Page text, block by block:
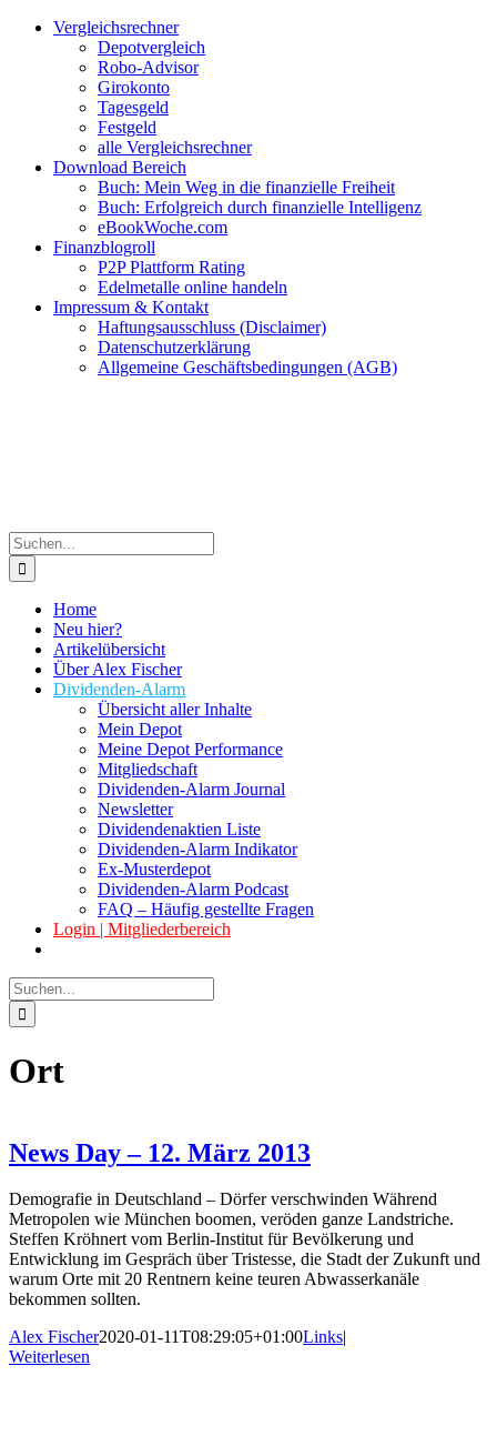
Zum
Facebook
Twitter
Instagram
Pinterest
YouTubeVergleichsrechner
Depotvergleich
Robo-Advisor
Girokonto
Tagesgeld
Festgeld
alle Vergleichsrechner
Download Bereich
Buch: Mein Weg in die finanzielle Freiheit
Buch: Erfolgreich durch finanzielle Intelligenz
eBookWoche.com
Finanzblogroll
P2P Plattform Rating
Edelmetalle online handeln
Impressum & Kontakt
Haftungsausschluss (Disclaimer)
Datenschutzerklärung
Allgemeine Geschäftsbedingungen (AGB)
Suche
nach:
Home
Neu hier?
Artikelübersicht
Über Alex Fischer
Dividenden-Alarm
Übersicht aller Inhalte
Mein Depot
Meine Depot Performance
Mitgliedschaft
Dividenden-Alarm Journal
Newsletter
Dividendenaktien Liste
Dividenden-Alarm Indikator
Ex-Musterdepot
Dividenden-Alarm Podcast
FAQ – Häufig gestellte Fragen
Login | Mitgliederbereich
Suche
nach:
Ort
News Day – 12. März 2013
Demografie in Deutschland – Dörfer verschwinden Während
Metropolen wie München boomen, veröden ganze Landstriche.
Steffen Kröhnert vom Berlin-Institut für Bevölkerung und
Entwicklung im Gespräch über Tristesse, die Stadt der Zukunft und
warum Orte mit 20 Rentnern keine teuren Abwasserkanäle
bekommen sollten.
Alex Fischer2020-01-11T08:29:05+01:00Links|
Weiterlesen